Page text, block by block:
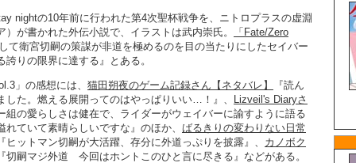
nightの10年前に行われた第4次聖杯戦争を、ニトロプラスの虚淵
）が書かれた外伝小説で、イラストは武内崇氏。
「Fate/Zero
て衛宮切嗣の策謀が非道を極めるのを目の当たりにしたセイバー
りの限界に達する』とある。
」の感想には、 猫田朔夜のゲーム記録さん【ネタバレ】
『読ん
した。燃える展開ってのはやっぱりいい…！』、
Lizveil's Diaryさ
組の愛らしさは健在で、ライダーがウェイバーに諭すように語る
れていて素晴らしいですな』のほか、 ばるきりの変わりない日常
ヒットマン切嗣が大活躍、存分に外道っぷりを披露』、 カノボク
切嗣マジ外道 今回はホントこのひと言に尽きる』などがある。